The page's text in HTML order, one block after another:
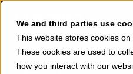
We and third parties use
This website stores cookies on
These cookies are used to
how you interact with our